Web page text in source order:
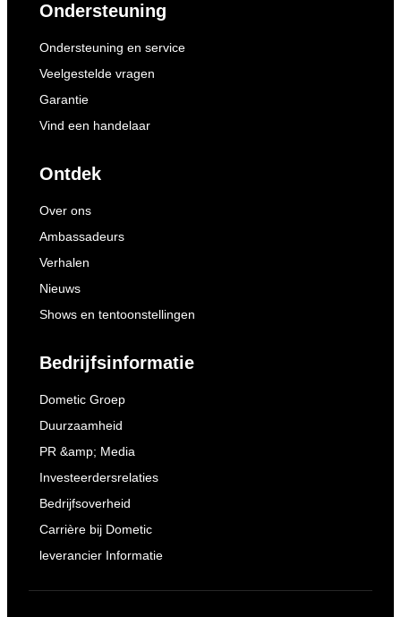
Ondersteuning
Ondersteuning en service
Veelgestelde vragen
Garantie
Vind een handelaar
Ontdek
Over ons
Ambassadeurs
Verhalen
Nieuws
Shows en tentoonstellingen
Bedrijfsinformatie
Dometic Groep
Duurzaamheid
PR &amp; Media
Investeerdersrelaties
Bedrijfsoverheid
Carrière bij Dometic
leverancier Informatie